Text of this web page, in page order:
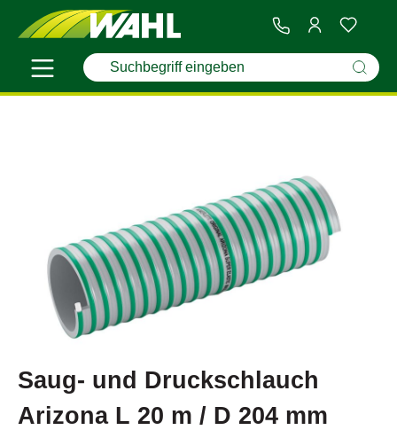
Saug- und Druckschlauch
Arizona L 20 m / D 204 mm